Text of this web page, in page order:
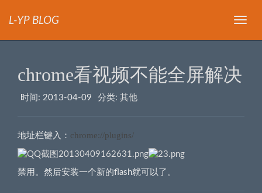
导
L-YP BLOG
chrome看视频不能全屏解决
时间: 2013-04-09 分类: 其他
地址栏键入： chrome://plugins/
禁用。然后安装一个新的flash就可以了。